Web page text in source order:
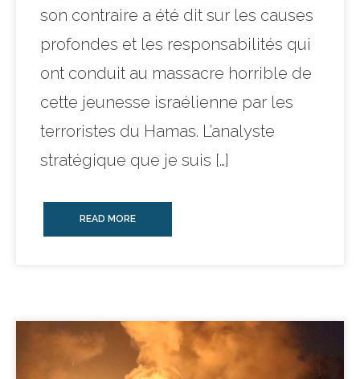
son contraire a été dit sur les causes
profondes et les responsabilités qui
ont conduit au massacre horrible de
cette jeunesse israélienne par les
terroristes du Hamas. L’analyste
stratégique que je suis […]
READ MORE